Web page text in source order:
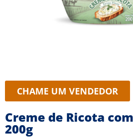
CHAME UM VENDEDOR
Creme de Ricota
200g